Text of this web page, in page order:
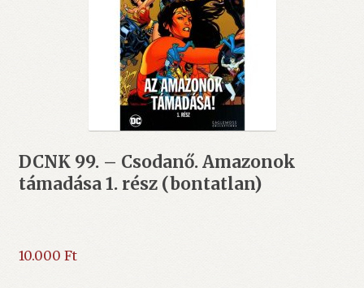
DCNK 99. – Csodanő. Amazonok
támadása 1. rész (bontatlan)
10.000 Ft